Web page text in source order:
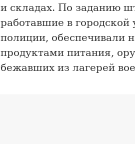
и складах. По заданию
работавшие в
полиции, обеспечивали
продуктами питания,
бежавших из лагерей